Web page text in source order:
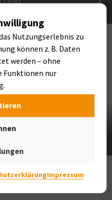
Nutzungserlebnis zu
können z. B. Daten
werden – ohne
Funktionen nur
Impressum
BRUNNEN